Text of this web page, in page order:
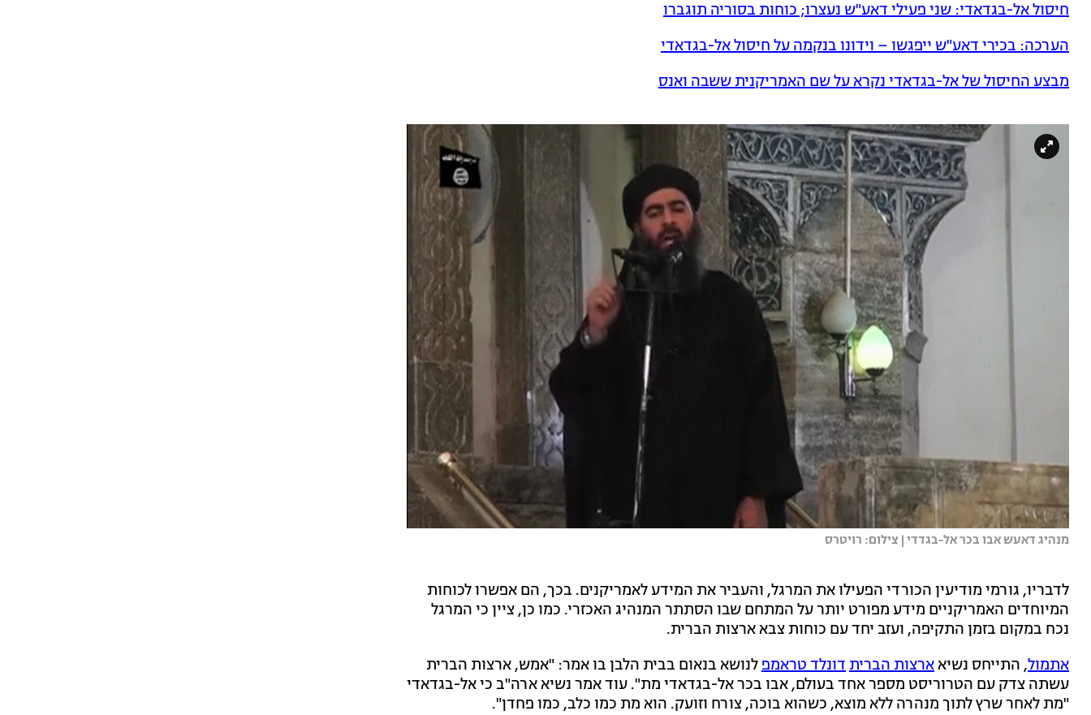
חיסול אל-בגדאדי: שני פעילי דאע"ש נעצרו; כוחות בסוריה תוגברו
הערכה: בכירי דאע"ש ייפגשו – וידונו בנקמה על חיסול אל-בגדאדי
מבצע החיסול של אל-בגדאדי נקרא על שם האמריקנית ששבה ואנס
מנהיג דאעש אבו בכר אל-בגדדי | צילום: רויטרס
לדבריו, גורמי מודיעין הכורדי הפעילו את המרגל, והעביר את המידע לאמריקנים. בכך, הם אפשרו לכוחות
המיוחדים האמריקניים מידע מפורט יותר על המתחם שבו הסתתר המנהיג האכזרי. כמו כן, ציין כי המרגל
נכח במקום בזמן התקיפה, ועזב יחד עם כוחות צבא ארצות הברית.
אתמול, התייחס נשיאארצות הברית דונלד טראמפ לנושא בנאום בבית הלבן בו אמר: "אמש, ארצות הברית
עשתה צדק עם הטרוריסט מספר אחד בעולם, אבו בכר אל-בגדאדי מת". עוד אמר נשיא ארה"ב כי אל-בגדאדי
"מת לאחר שרץ לתוך מנהרה ללא מוצא, כשהוא בוכה, צורח וזועק. הוא מת כמו כלב, כמו פחדן".